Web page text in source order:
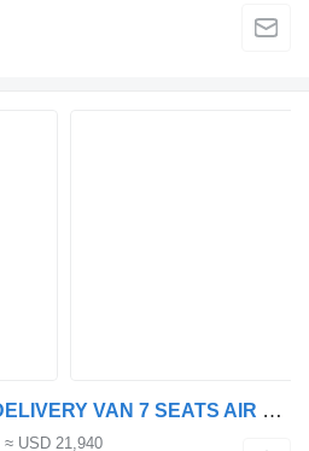
Peugeot BOXER BOX DELIVERY VAN 7 SEATS AIR CONDITIONING 120HP
≈ USD 21,940